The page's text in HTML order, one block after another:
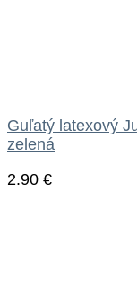
Guľatý latexový
zelená
2.90 €